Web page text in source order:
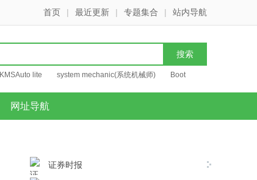
首页 | 最近更新 | 专题集合 | 站内导航
KMSAuto lite system mechanic(系统机械师) Boot
网址导航
证券时报